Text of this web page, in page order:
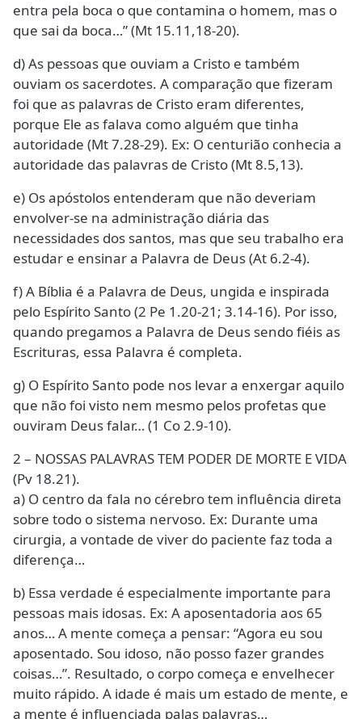
entra pela boca o que contamina o homem, mas o
que sai da boca…” (Mt 15.11,18-20).
d) As pessoas que ouviam a Cristo e também
ouviam os sacerdotes. A comparação que fizeram
foi que as palavras de Cristo eram diferentes,
porque Ele as falava como alguém que tinha
autoridade (Mt 7.28-29). Ex: O centurião conhecia a
autoridade das palavras de Cristo (Mt 8.5,13).
e) Os apóstolos entenderam que não deveriam
envolver-se na administração diária das
necessidades dos santos, mas que seu trabalho era
estudar e ensinar a Palavra de Deus (At 6.2-4).
f) A Bíblia é a Palavra de Deus, ungida e inspirada
pelo Espírito Santo (2 Pe 1.20-21; 3.14-16). Por isso,
quando pregamos a Palavra de Deus sendo fiéis as
Escrituras, essa Palavra é completa.
g) O Espírito Santo pode nos levar a enxergar aquilo
que não foi visto nem mesmo pelos profetas que
ouviram Deus falar… (1 Co 2.9-10).
2 – NOSSAS PALAVRAS TEM PODER DE MORTE E VIDA
(Pv 18.21).
a) O centro da fala no cérebro tem influência direta
sobre todo o sistema nervoso. Ex: Durante uma
cirurgia, a vontade de viver do paciente faz toda a
diferença…
b) Essa verdade é especialmente importante para
pessoas mais idosas. Ex: A aposentadoria aos 65
anos… A mente começa a pensar: “Agora eu sou
aposentado. Sou idoso, não posso fazer grandes
coisas…”. Resultado, o corpo começa e envelhecer
muito rápido. A idade é mais um estado de mente, e
a mente é influenciada palas palavras…